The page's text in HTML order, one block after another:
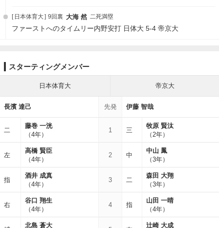
日本体育大 9回裏 大海 然 二死満塁
ファーストへのタイムリー内野安打 日体大 5-4 帝京大
スターティングメンバー
日本体育大 帝京大
長濱 達己 先発 伊藤 智哉
二
藤巻 一洸
（4年）
1 三
牧原 賢汰
（2年）
左
高橋 賢臣
（4年）
2 中
中山 鳳
（3年）
指
酒井 成真
（4年）
3 二
森田 大翔
（3年）
右
谷口 翔生
（4年）
4 指
山田 一晴
（4年）
北島 蒼大
辻崎 大成